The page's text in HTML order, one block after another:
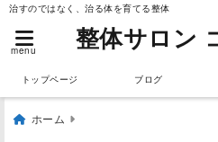
治すのではなく、治る体を育てる整体
menu 整体サロン
トップページ ブログ
ホーム